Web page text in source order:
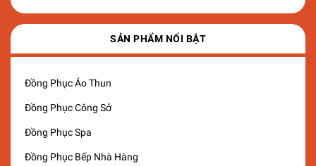
SẢN PHẨM NỔI BẬT
Đồng Phục Áo Thun
Đồng Phục Công Sở
Đồng Phục Spa
Đồng Phục Bếp Nhà Hàng